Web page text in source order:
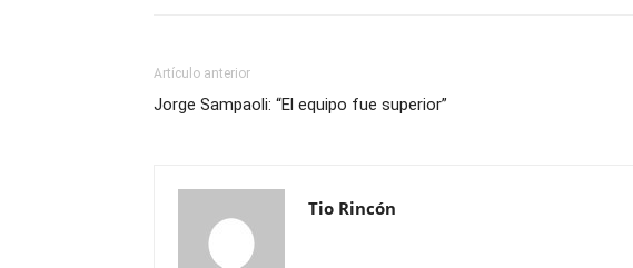
Artículo anterior
Jorge Sampaoli: “El equipo fue superior”
Tio Rincón